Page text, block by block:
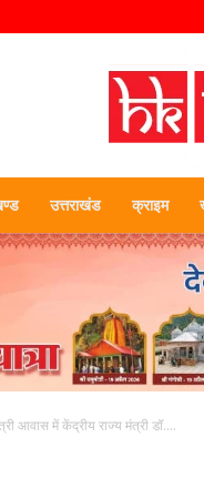
उत्तराखंड क्राइम
आवास में केंद्रीय राज्य मंत्री डॉ....